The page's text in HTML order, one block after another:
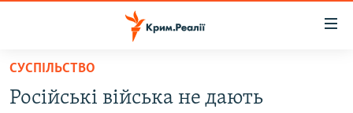
Перейти
основного
СУСПІЛЬСТВО
Російські війська не дають